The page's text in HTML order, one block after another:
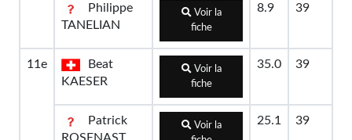
Philippe
TANELIAN
Voir la
fiche
8.9 39
11e
Beat
KAESER
Voir la
fiche
35.0 39
Patrick
ROSENAST
Voir la
25.1 39